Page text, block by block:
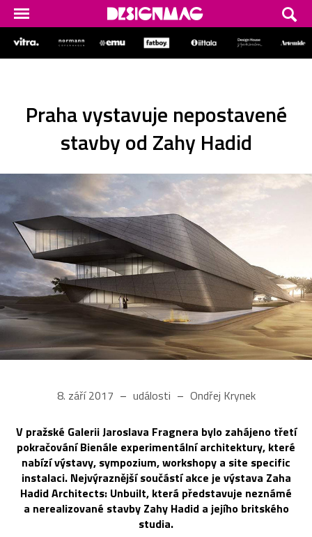
Praha vystavuje nepostavené
stavby od Zahy Hadid
8. září 2017 události Ondřej Krynek
V pražské Galerii Jaroslava Fragnera bylo zahájeno třetí
pokračování Bienále experimentální architektury, které
nabízí výstavy, sympozium, workshopy a site specific
instalaci. Nejvýraznější součástí akce je výstava Zaha
Hadid Architects: Unbuilt, která představuje neznámé
a nerealizované stavby Zahy Hadid a jejího britského
studia.